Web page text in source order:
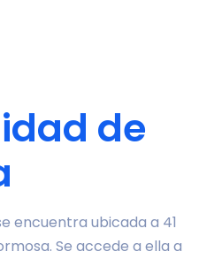
de
encuentra ubicada a 41
Se accede a ella a